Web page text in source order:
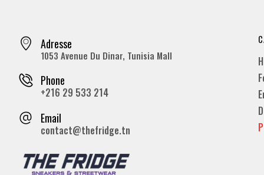
Adresse
1053 Avenue Du Dinar, Tunisia Mall
Phone
+216 29 533 214
Email
contact@thefridge.tn